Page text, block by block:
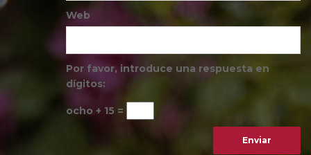
Web
Por favor, introduce una respuesta en
dígitos:
ocho + 15 =